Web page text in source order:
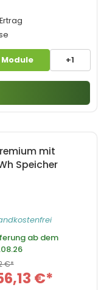
Module +1
mit
Speicher
ab dem
€*
€*